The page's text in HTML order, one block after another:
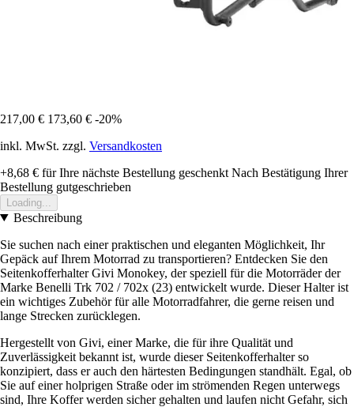
217,00 € 173,60 € -20%
inkl. MwSt. zzgl. Versandkosten
+8,68 € für Ihre nächste Bestellung geschenkt Nach Bestätigung Ihrer
Bestellung gutgeschrieben
Loading...
Beschreibung
Sie suchen nach einer praktischen und eleganten Möglichkeit, Ihr
Gepäck auf Ihrem Motorrad zu transportieren? Entdecken Sie den
Seitenkofferhalter Givi Monokey, der speziell für die Motorräder der
Marke Benelli Trk 702 / 702x (23) entwickelt wurde. Dieser Halter ist
ein wichtiges Zubehör für alle Motorradfahrer, die gerne reisen und
lange Strecken zurücklegen.
Hergestellt von Givi, einer Marke, die für ihre Qualität und
Zuverlässigkeit bekannt ist, wurde dieser Seitenkofferhalter so
konzipiert, dass er auch den härtesten Bedingungen standhält. Egal, ob
Sie auf einer holprigen Straße oder im strömenden Regen unterwegs
sind, Ihre Koffer werden sicher gehalten und laufen nicht Gefahr, sich